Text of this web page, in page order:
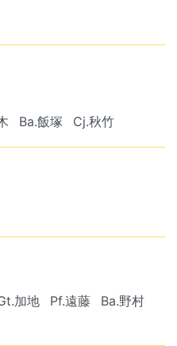
Ba.飯塚 Cj.秋竹
加地 Pf.遠藤
Ba.野村